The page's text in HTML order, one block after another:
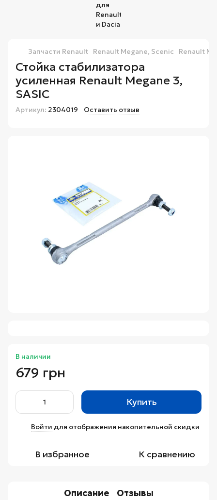
Запчасти Renault Renault Megane, Scenic Renault
Стойка стабилизатора
усиленная Renault Megane 3,
SASIC
Артикул: 2304019 Оставить отзыв
В наличии
679 грн
Купить
Войти для отображения накопительной скидки
В избранное К сравнению
Описание Отзывы